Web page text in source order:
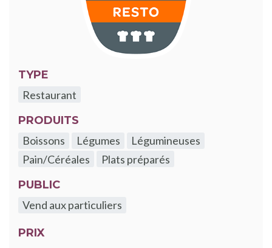
TYPE
Restaurant
PRODUITS
Boissons
Légumes
Légumineuses
Pain/Céréales
Plats préparés
PUBLIC
Vend aux particuliers
PRIX